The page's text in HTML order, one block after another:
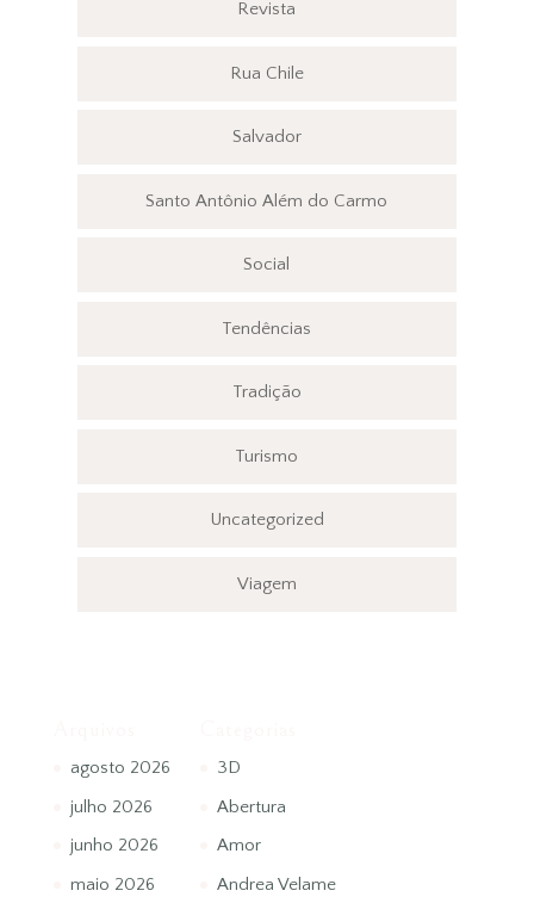
Revista
Rua Chile
Salvador
Santo Antônio Além do Carmo
Social
Tendências
Tradição
Turismo
Uncategorized
Viagem
agosto 2026
julho 2026
junho 2026
maio 2026
3D
Abertura
Amor
Andrea Velame